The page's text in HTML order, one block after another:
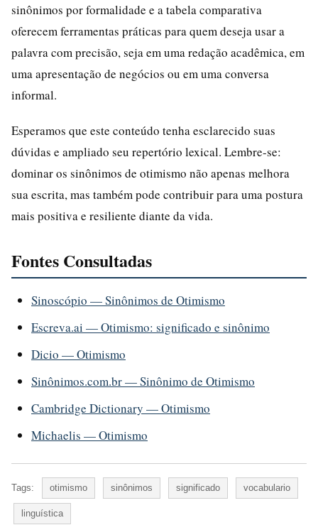
sinônimos por formalidade e a tabela comparativa
oferecem ferramentas práticas para quem deseja usar a
palavra com precisão, seja em uma redação acadêmica, em
uma apresentação de negócios ou em uma conversa
informal.
Esperamos que este conteúdo tenha esclarecido suas
dúvidas e ampliado seu repertório lexical. Lembre-se:
dominar os sinônimos de otimismo não apenas melhora
sua escrita, mas também pode contribuir para uma postura
mais positiva e resiliente diante da vida.
Fontes Consultadas
Sinoscópio — Sinônimos de Otimismo
Escreva.ai — Otimismo: significado e sinônimo
Dicio — Otimismo
Sinônimos.com.br — Sinônimo de Otimismo
Cambridge Dictionary — Otimismo
Michaelis — Otimismo
Tags: otimismo sinônimos significado vocabulario
linguística